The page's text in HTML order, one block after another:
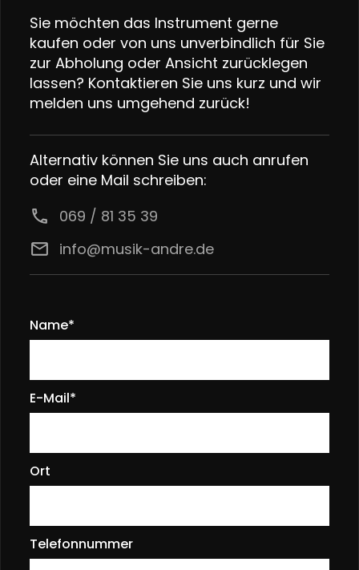
Sie möchten das Instrument gerne
kaufen oder von uns unverbindlich für Sie
zur Abholung oder Ansicht zurücklegen
lassen? Kontaktieren Sie uns kurz und wir
melden uns umgehend zurück!
Alternativ können Sie uns auch anrufen
oder eine Mail schreiben:
call
069 / 81 35 39
email info@musik-andre.de
Name*
E-Mail*
Ort
Telefonnummer